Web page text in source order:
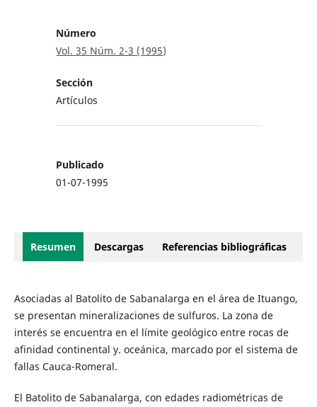
Número
Vol. 35 Núm. 2-3 (1995)
Sección
Artículos
Publicado
01-07-1995
Resumen Descargas Referencias bibliográficas
Asociadas al Batolito de Sabanalarga en el área de Ituango,
se presentan mineralizaciones de sulfuros. La zona de
interés se encuentra en el límite geológico entre rocas de
afinidad continental y. oceánica, marcado por el sistema de
fallas Cauca-Romeral.
El Batolito de Sabanalarga, con edades radiométricas de